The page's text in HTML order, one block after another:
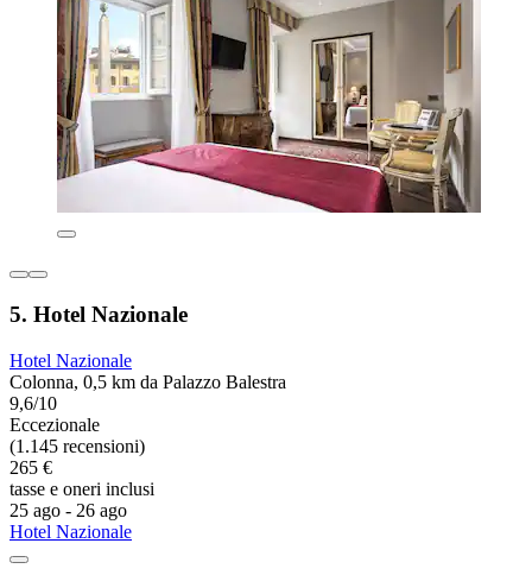
5. Hotel Nazionale
Hotel Nazionale
Colonna, 0,5 km da Palazzo Balestra
9,6/10
Eccezionale
(1.145 recensioni)
265 €
tasse e oneri inclusi
25 ago - 26 ago
Hotel Nazionale